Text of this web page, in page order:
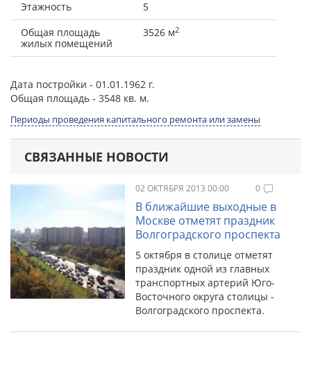
Этажность
5
Общая площадь
жилых помещений
3526 м2
Дата постройки - 01.01.1962 г.
Общая площадь - 3548 кв. м.
Периоды проведения капитального ремонта или замены
СВЯЗАННЫЕ НОВОСТИ
02 ОКТЯБРЯ 2013 00:00 0
В ближайшие выходные в
Москве отметят праздник
Волгоградского проспекта
5 октября в столице отметят
праздник одной из главных
транспортных артерий Юго-
Восточного округа столицы -
Волгоградского проспекта.